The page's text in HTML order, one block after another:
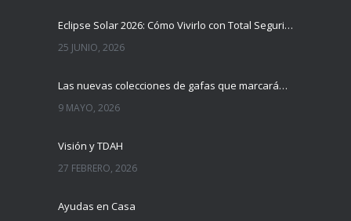
Eclipse Solar 2026: Cómo Vivirlo con Total Seguridad
25 JUNIO, 2026
Las nuevas colecciones de gafas que marcarán tendencia esta temporada
9 MAYO, 2026
Visión y TDAH
27 FEBRERO, 2026
Ayudas en Casa